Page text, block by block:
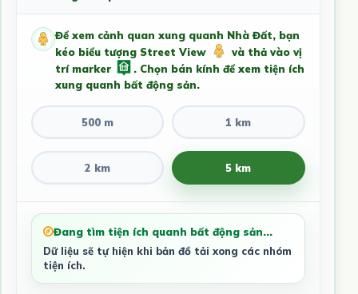
Để xem cảnh quan xung quanh Nhà Đất, bạn
kéo biểu tượng Street View
và thả vào vị
trí marker
. Chọn bán kính để xem tiện ích
xung quanh bất động sản.
500 m 1 km
2 km 5 km
Đang tìm tiện ích quanh bất động sản...
Dữ liệu sẽ tự hiện khi bản đồ tải xong các nhóm
tiện ích.